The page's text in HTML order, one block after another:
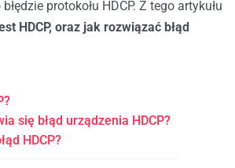
protokołu HDCP. Z tego artykułu
HDCP, oraz jak rozwiązać błąd
się błąd urządzenia HDCP?
HDCP?